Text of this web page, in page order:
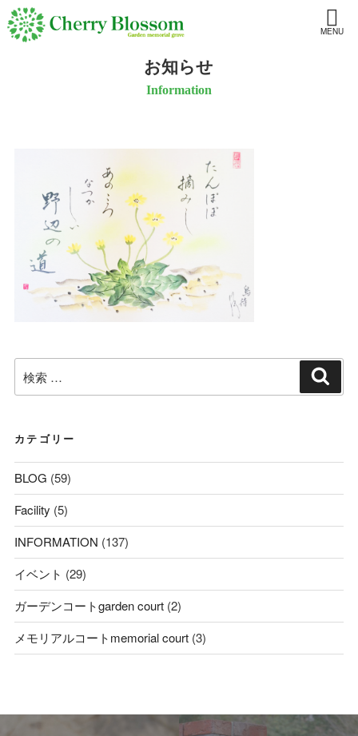
MENU
お知らせ
Information
検
索:
カテゴリー
BLOG (59)
Facility (5)
INFORMATION (137)
イベント (29)
ガーデンコートgarden court(2)
メモリアルコートmemorial court(3)